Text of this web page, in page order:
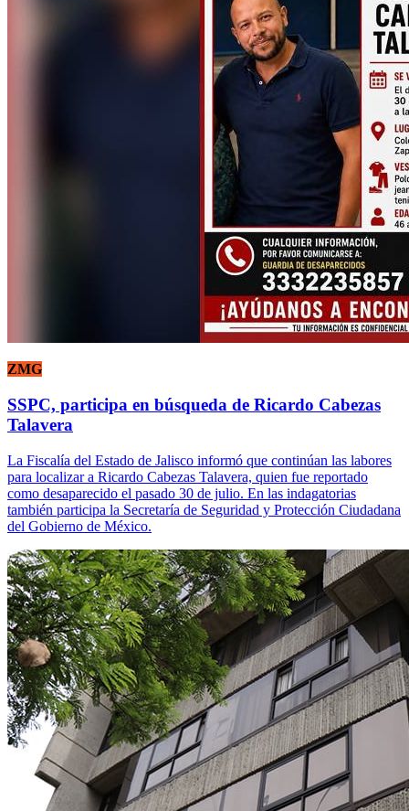
ZMG
SSPC, participa en búsqueda de Ricardo Cabezas
Talavera
La Fiscalía del Estado de Jalisco informó que continúan las labores
para localizar a Ricardo Cabezas Talavera, quien fue reportado
como desaparecido el pasado 30 de julio. En las indagatorias
también participa la Secretaría de Seguridad y Protección Ciudadana
del Gobierno de México.